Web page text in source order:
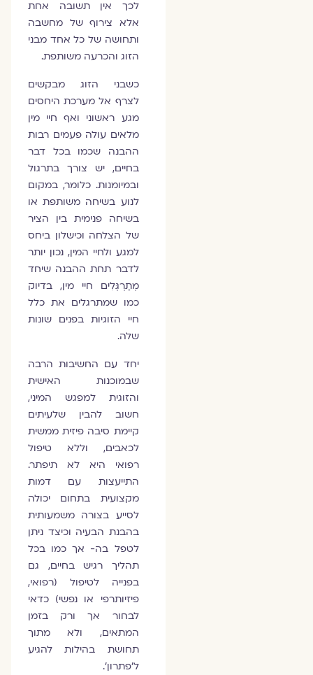
לכך אין תשובה אחת
אלא צירוף של מחשבה
ותחושה של כל אחד מבני
הזוג והכרעה משותפת.
כשבני הזוג מבקשים
לצרף אל מערכת היחסים
מגע ראשוני ואף חיי מין
מלאים עולה פעמים רבות
ההבנה שכמו בכל דבר
בחיים, יש צורך בתרגול
ובמיומנות. כלומר, במקום
לנוע בשיחה משותפת או
בשיחה פנימית בין הציר
של הצלחה וכישלון ביחס
למגע ולחיי המין, נכון יותר
לדבר תחת ההבנה שיחד
מְתַרְגְּלִים חיי מין, בדיוק
כמו שמתרגלים את כלל
חיי הזוגיות בפנים שונות
שלה.
יחד עם החשיבות הרבה
שבמוכנות האישית
והזוגית למפגש המיני,
חשוב להבין שלעיתים
קיימת סיבה פיזית ממשית
לכאבים, וללא טיפול
רפואי היא לא תיפתר.
התייעצות עם דמות
מקצועית בתחום יכולה
לסייע בצורה משמעותית
בהבנת הבעיה וכיצד ניתן
לטפל בה- אך כמו בכל
תהליך רגיש בחיים, גם
בפנייה לטיפול (רפואי,
פיזיותרפי או נפשי) כדאי
לבחור אך ורק בזמן
המתאים, ולא מתוך
תחושת בהילות להגיע
ל'פתרון'.